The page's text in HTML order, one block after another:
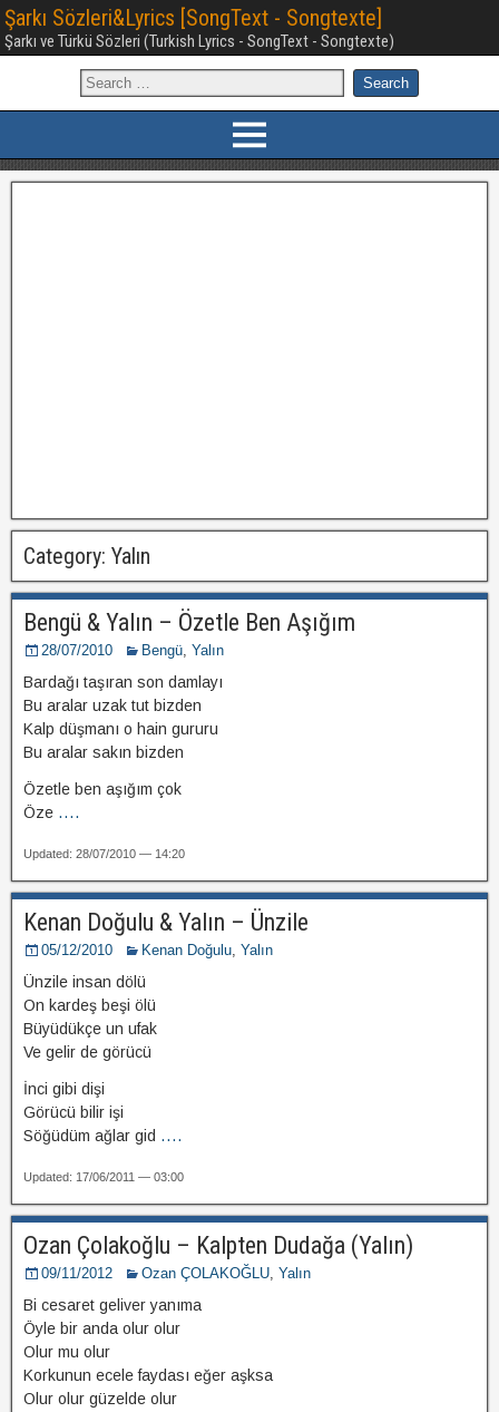
Şarkı Sözleri&Lyrics [SongText - Songtexte]
Şarkı ve Türkü Sözleri (Turkish Lyrics - SongText - Songtexte)
Category: Yalın
Bengü & Yalın – Özetle Ben Aşığım
28/07/2010 Bengü, Yalın
Bardağı taşıran son damlayı
Bu aralar uzak tut bizden
Kalp düşmanı o hain gururu
Bu aralar sakın bizden
Özetle ben aşığım çok
Öze ....
Updated: 28/07/2010 — 14:20
Kenan Doğulu & Yalın – Ünzile
05/12/2010 Kenan Doğulu, Yalın
Ünzile insan dölü
On kardeş beşi ölü
Büyüdükçe un ufak
Ve gelir de görücü
İnci gibi dişi
Görücü bilir işi
Söğüdüm ağlar gid ....
Updated: 17/06/2011 — 03:00
Ozan Çolakoğlu – Kalpten Dudağa (Yalın)
09/11/2012 Ozan ÇOLAKOĞLU, Yalın
Bi cesaret geliver yanıma
Öyle bir anda olur olur
Olur mu olur
Korkunun ecele faydası eğer aşksa
Olur olur güzelde olur